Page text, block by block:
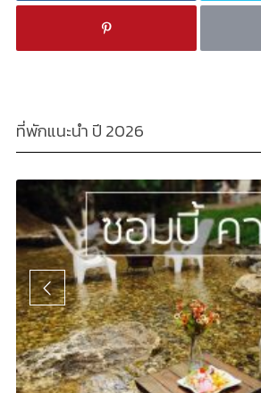
ที่พักแนะนำ ปี 2026